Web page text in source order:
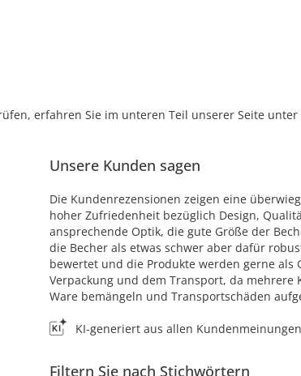
erfahren Sie im unteren Teil unserer Seite
Unsere Kunden sagen
Die Kundenrezensionen zeigen eine
hoher Zufriedenheit bezüglich Design,
ansprechende Optik, die gute Größe der
die Becher als etwas schwer aber dafür
bewertet und die Produkte werden gerne
Verpackung und dem Transport, da
Ware bemängeln und Transportschäden
KI-generiert aus allen Kundenmeinungen
Filtern Sie nach Stichwörtern